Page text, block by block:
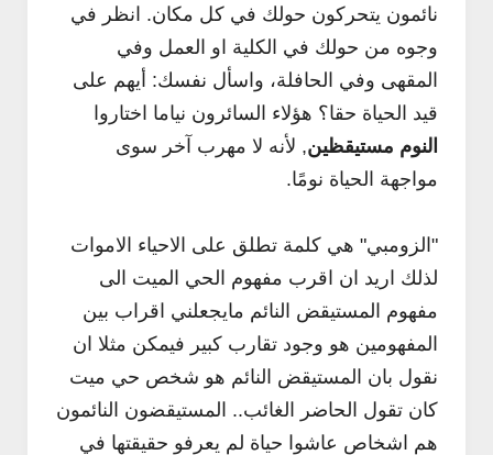
نائمون يتحركون حولك في كل مكان. انظر في
وجوه من حولك في الكلية او العمل وفي
المقهى وفي الحافلة، واسأل نفسك: أيهم على
قيد الحياة حقا؟ هؤلاء السائرون نياما اختاروا
النوم مستيقظين, لأنه لا مهرب آخر سوى
مواجهة الحياة نومًا.
"الزومبي" هي كلمة تطلق على الاحياء الاموات
لذلك اريد ان اقرب مفهوم الحي الميت الى
مفهوم المستيقض النائم مايجعلني اقراب بين
المفهومين هو وجود تقارب كبير فيمكن مثلا ان
نقول بان المستيقض النائم هو شخص حي ميت
كان تقول الحاضر الغائب.. المستيقضون النائمون
هم اشخاص عاشوا حياة لم يعرفو حقيقتها في